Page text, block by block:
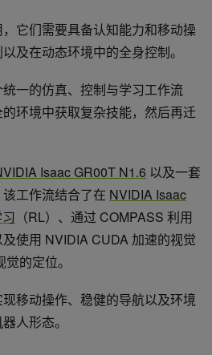
它们需要具备认知能力和移动操
及在动态环境中的全身控制。
一的仿真、控制与学习工作流
环境中获取复杂技能，然后再迁
Isaac GR00T N1.6 以及一套
工作流结合了在 NVIDIA Isaac
（RL）、通过 COMPASS 利用
使用 NVIDIA CUDA 加速的视觉
的定位。
移动操作、稳健的导航以及环境
人形态。